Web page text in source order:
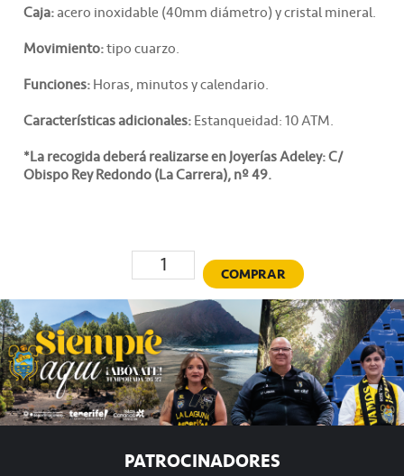
Caja:acero inoxidable (40mm diámetro) y cristal mineral.
Movimiento:tipo cuarzo.
Funciones:Horas, minutos y calendario.
Características adicionales:Estanqueidad: 10 ATM.
*La recogida deberá realizarse en Joyerías Adeley: C/
Obispo Rey Redondo (La Carrera), nº 49.
Cantidad COMPRAR
PATROCINADORES